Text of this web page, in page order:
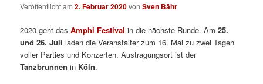
Veröffentlicht am2. Februar 2020vonSven Bähr
2020 geht dasAmphi Festival in die nächste Runde. Am25.
und 26. Juli laden die Veranstalter zum 16. Mal zu zwei Tagen
voller Parties und Konzerten. Austragungsort ist der
Tanzbrunnen in Köln.